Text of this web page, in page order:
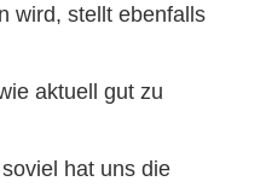
wird, stellt ebenfalls
aktuell gut zu
hat uns die